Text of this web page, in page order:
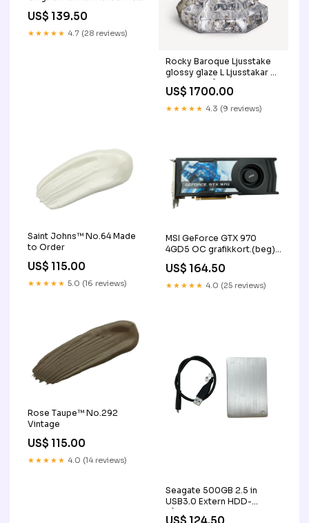
collections/all
US$ 139.50
★★★★★ 4.7 (28 reviews)
Rocky Baroque Ljusstake
glossy glaze L Ljusstakar &
Värmeljushållare
US$ 1700.00
★★★★★ 4.3 (9 reviews)
Saint Johns™ No.64 Made
to Order
US$ 115.00
★★★★★ 5.0 (16 reviews)
MSI GeForce GTX 970
4GD5 OC grafikkort.(beg)
grafikkort
US$ 164.50
★★★★★ 4.0 (25 reviews)
Rose Taupe™ No.292
Vintage
US$ 115.00
★★★★★ 4.0 (14 reviews)
Seagate 500GB 2.5 in
USB3.0 Extern HDD-
hårddisk (beg) Featured